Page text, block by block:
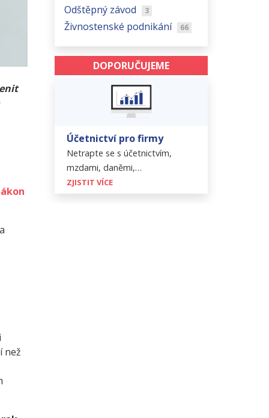
než
Odštěpný závod 3
Živnostenské podnikání 66
DOPORUČUJEME
Účetnictví pro firmy
Netrapte se s účetnictvím,
mzdami, daněmi,…
ZJISTIT VÍCE